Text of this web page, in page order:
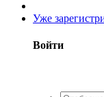
Уже
Войти